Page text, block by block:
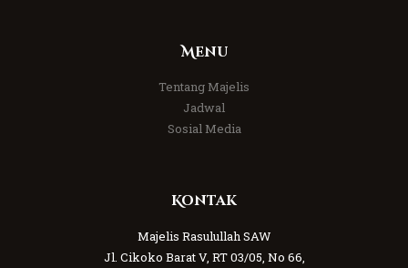
Menu
Tentang Majelis
Jadwal
Sosial Media
Kontak
Majelis Rasulullah SAW
Jl. Cikoko Barat V, RT 03/05, No 66,